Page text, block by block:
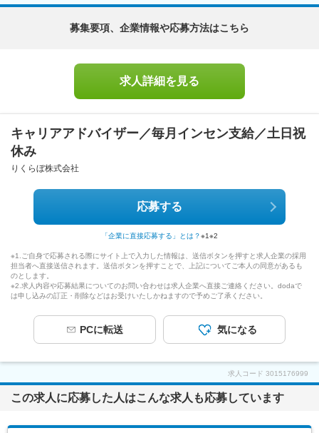
募集要項、企業情報や応募方法はこちら
求人詳細を見る
キャリアアドバイザー／毎月インセン支給／土日祝
休み
りくらぼ株式会社
応募する
「企業に直接応募する」とは？※1※2
※1.ご自身で応募される際にサイト上で入力した情報は、送信ボタンを押すと求人企業の採用
担当者へ直接送信されます。送信ボタンを押すことで、上記についてご本人の同意があるも
のとします。
※2.求人内容や応募結果についてのお問い合わせは求人企業へ直接ご連絡ください。dodaで
は申し込みの訂正・削除などはお受けいたしかねますので予めご了承ください。
PCに転送 気になる
求人コード 3015176999
この求人に応募した人はこんな求人も応募しています